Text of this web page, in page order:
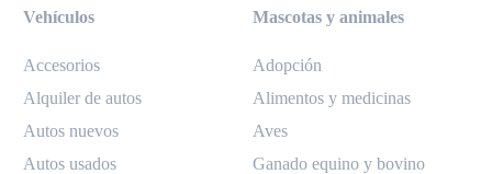
Vehículos
Accesorios
Alquiler de autos
Autos nuevos
Autos usados
Mascotas y animales
Adopción
Alimentos y medicinas
Aves
Ganado equino y bovino